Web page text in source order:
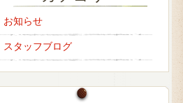
お知らせ
スタッフブログ